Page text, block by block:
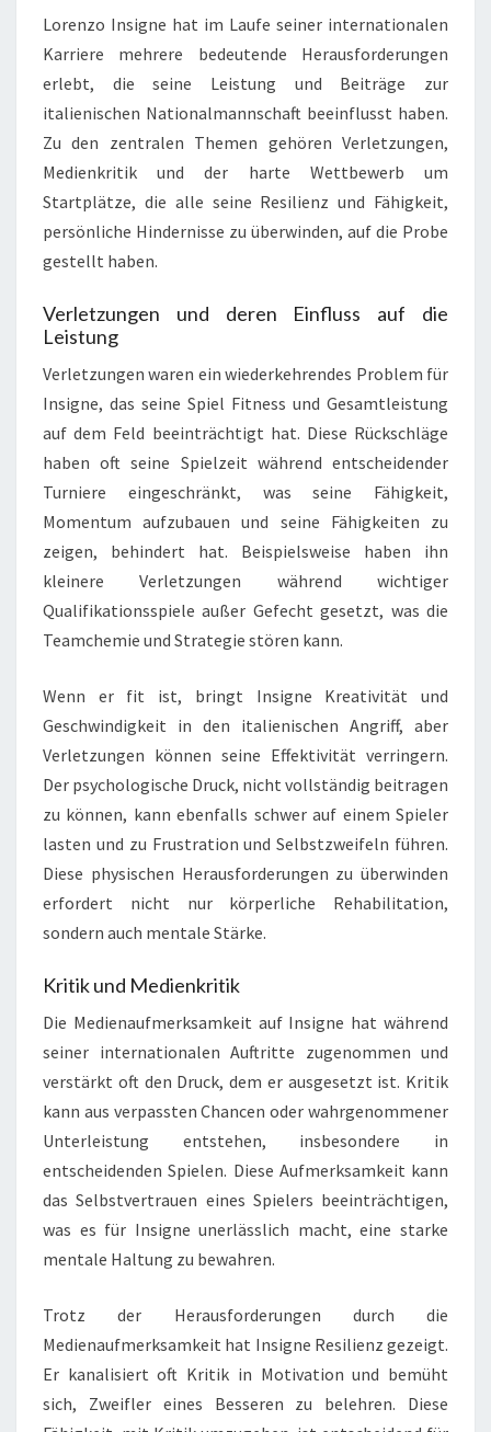
Lorenzo Insigne hat im Laufe seiner internationalen
Karriere mehrere bedeutende Herausforderungen
erlebt, die seine Leistung und Beiträge zur
italienischen Nationalmannschaft beeinflusst haben.
Zu den zentralen Themen gehören Verletzungen,
Medienkritik und der harte Wettbewerb um
Startplätze, die alle seine Resilienz und Fähigkeit,
persönliche Hindernisse zu überwinden, auf die Probe
gestellt haben.
Verletzungen und deren Einfluss auf die
Leistung
Verletzungen waren ein wiederkehrendes Problem für
Insigne, das seine Spiel Fitness und Gesamtleistung
auf dem Feld beeinträchtigt hat. Diese Rückschläge
haben oft seine Spielzeit während entscheidender
Turniere eingeschränkt, was seine Fähigkeit,
Momentum aufzubauen und seine Fähigkeiten zu
zeigen, behindert hat. Beispielsweise haben ihn
kleinere Verletzungen während wichtiger
Qualifikationsspiele außer Gefecht gesetzt, was die
Teamchemie und Strategie stören kann.
Wenn er fit ist, bringt Insigne Kreativität und
Geschwindigkeit in den italienischen Angriff, aber
Verletzungen können seine Effektivität verringern.
Der psychologische Druck, nicht vollständig beitragen
zu können, kann ebenfalls schwer auf einem Spieler
lasten und zu Frustration und Selbstzweifeln führen.
Diese physischen Herausforderungen zu überwinden
erfordert nicht nur körperliche Rehabilitation,
sondern auch mentale Stärke.
Kritik und Medienkritik
Die Medienaufmerksamkeit auf Insigne hat während
seiner internationalen Auftritte zugenommen und
verstärkt oft den Druck, dem er ausgesetzt ist. Kritik
kann aus verpassten Chancen oder wahrgenommener
Unterleistung entstehen, insbesondere in
entscheidenden Spielen. Diese Aufmerksamkeit kann
das Selbstvertrauen eines Spielers beeinträchtigen,
was es für Insigne unerlässlich macht, eine starke
mentale Haltung zu bewahren.
Trotz der Herausforderungen durch die
Medienaufmerksamkeit hat Insigne Resilienz gezeigt.
Er kanalisiert oft Kritik in Motivation und bemüht
sich, Zweifler eines Besseren zu belehren. Diese